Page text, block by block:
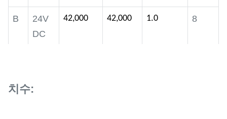
장착 전면 및 후면 핀 홀
B
24V
DC
42,000 42,000 1.0 8
D
치수: